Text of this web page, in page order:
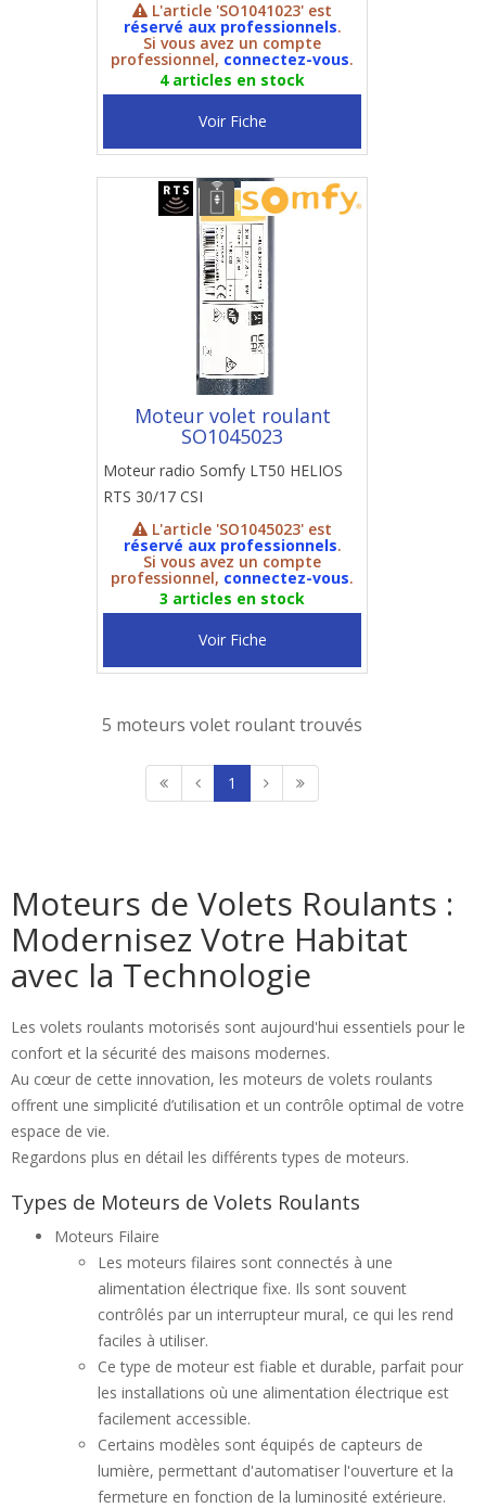
L'article 'SO1041023' est
réservé aux professionnels.
Si vous avez un compte
professionnel, connectez-vous.
4 articles en stock
Voir Fiche
Moteur volet roulant
SO1045023
Moteur radio Somfy LT50 HELIOS
RTS 30/17 CSI
L'article 'SO1045023' est
réservé aux professionnels.
Si vous avez un compte
professionnel, connectez-vous.
3 articles en stock
Voir Fiche
5 moteurs volet roulant trouvés
1
Moteurs de Volets Roulants :
Modernisez Votre Habitat
avec la Technologie
Les volets roulants motorisés sont aujourd'hui essentiels pour le
confort et la sécurité des maisons modernes.
Au cœur de cette innovation, les moteurs de volets roulants
offrent une simplicité d’utilisation et un contrôle optimal de votre
espace de vie.
Regardons plus en détail les différents types de moteurs.
Types de Moteurs de Volets Roulants
Moteurs Filaire
Les moteurs filaires sont connectés à une
alimentation électrique fixe. Ils sont souvent
contrôlés par un interrupteur mural, ce qui les rend
faciles à utiliser.
Ce type de moteur est fiable et durable, parfait pour
les installations où une alimentation électrique est
facilement accessible.
Certains modèles sont équipés de capteurs de
lumière, permettant d'automatiser l'ouverture et la
fermeture en fonction de la luminosité extérieure.